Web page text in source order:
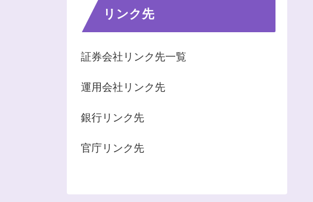
リンク先
証券会社リンク先一覧
運用会社リンク先
銀行リンク先
官庁リンク先